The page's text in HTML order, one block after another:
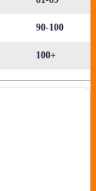
90-100
100+